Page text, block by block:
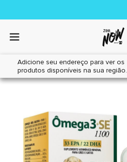
Adicione seu endereço para ver os
produtos disponíveis na sua região.
Home|Cães|Farmácia